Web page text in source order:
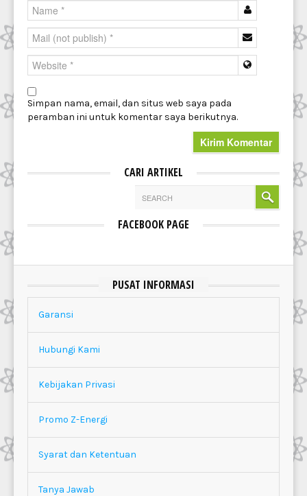
Simpan nama, email, dan situs web saya pada
peramban ini untuk komentar saya berikutnya.
CARI ARTIKEL
FACEBOOK PAGE
PUSAT INFORMASI
Garansi
Hubungi Kami
Kebijakan Privasi
Promo Z-Energi
Syarat dan Ketentuan
Tanya Jawab